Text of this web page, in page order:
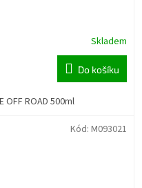
Skladem
Do košíku
OFF ROAD 500ml
Kód: M093021